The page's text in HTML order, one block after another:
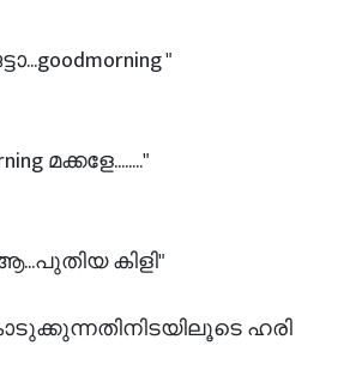
"
മക്കളേ........"
കിളി"
ഹരി